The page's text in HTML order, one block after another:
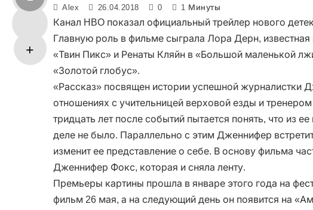
Alex 26.04.2018 0 1 Минуты
Канал HBO показал официальный трейлер нового
Главную роль в фильме сыграла Лора Дерн,
«Твин Пикс» и Ренаты Кляйн в «Большой маленькой
«Золотой глобус».
«Рассказ» посвящен истории успешной журналистки
отношениях с учительницей верховой езды и тренером
тридцать лет после событий пытается понять, что из
деле не было. Параллельно с этим Дженнифер
изменит ее представление о себе. В основу фильма
Дженнифер Фокс, которая и сняла ленту.
Премьеры картины прошла в январе этого года на
фильм 26 мая, а на следующий день он появится на